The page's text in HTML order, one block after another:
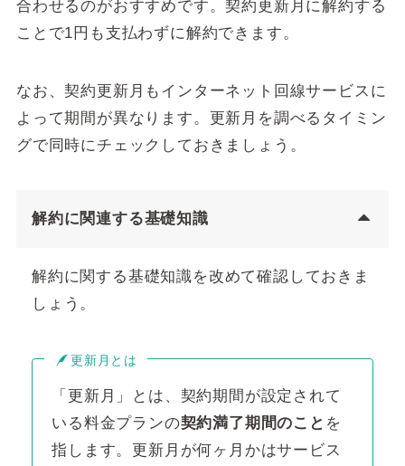
合わせるのがおすすめです。契約更新月に解約する
ことで1円も支払わずに解約できます。
なお、契約更新月もインターネット回線サービスに
よって期間が異なります。更新月を調べるタイミン
グで同時にチェックしておきましょう。
解約に関連する基礎知識
解約に関する基礎知識を改めて確認しておきま
しょう。
更新月とは
「更新月」とは、契約期間が設定されて
いる料金プランの契約満了期間のこと を
指します。更新月が何ヶ月かはサービス